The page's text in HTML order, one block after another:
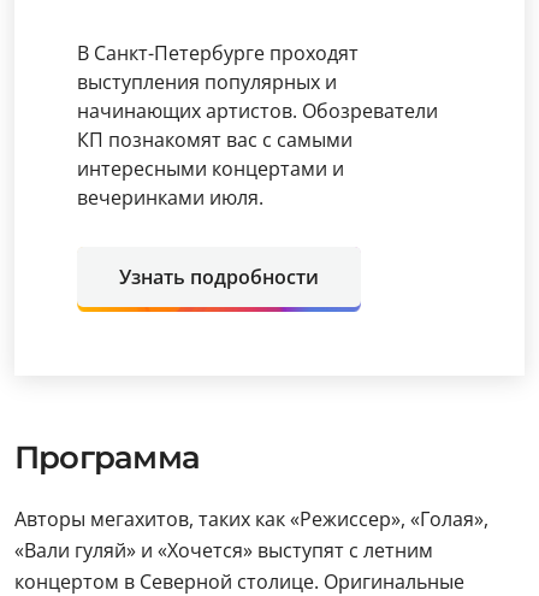
В Санкт-Петербурге проходят
выступления популярных и
начинающих артистов. Обозреватели
КП познакомят вас с самыми
интересными концертами и
вечеринками июля.
Узнать подробности
Программа
Авторы мегахитов, таких как «Режиссер», «Голая»,
«Вали гуляй» и «Хочется» выступят с летним
концертом в Северной столице. Оригинальные